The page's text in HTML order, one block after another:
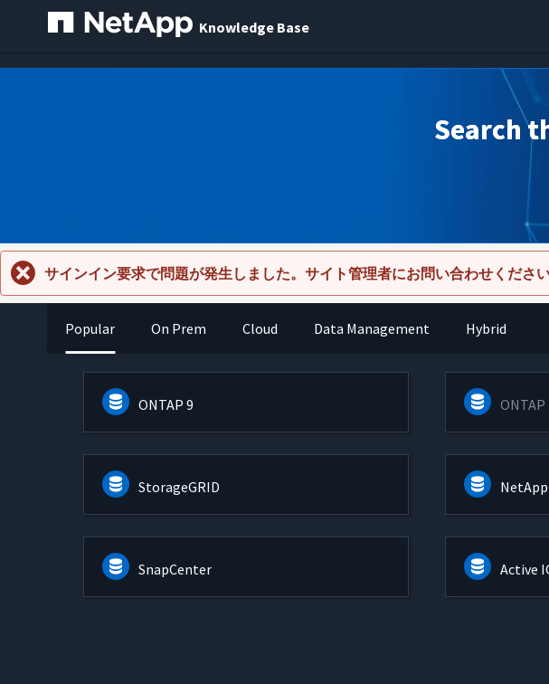
Knowledge Base
Search
サインイン要求で問題が発生しました。サイト管理者にお問い合わせください
Popular On Prem Cloud Data Management Hybrid
ONTAP 9 ONTAP
StorageGRID
SnapCenter Active